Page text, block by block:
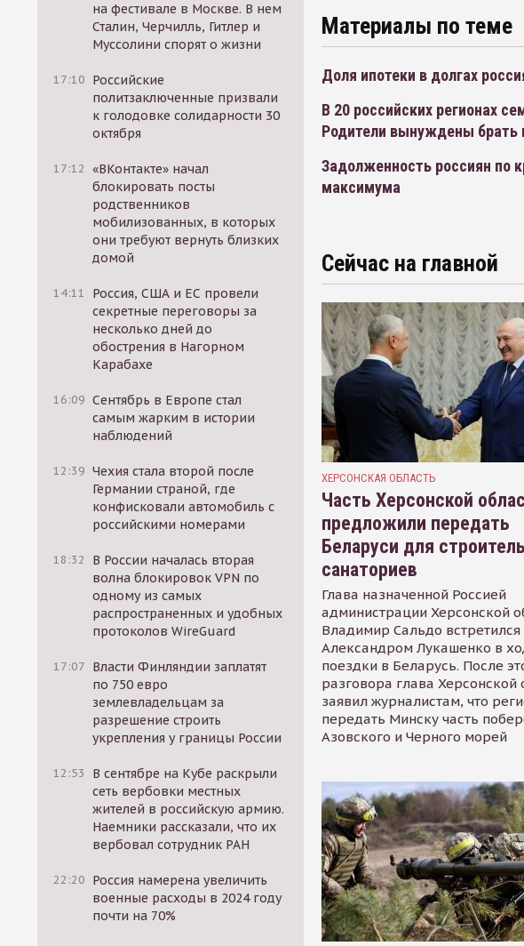
на фестивале в Москве. В нем
Сталин, Черчилль, Гитлер и
Муссолини спорят о жизни
17:10 Российские
политзаключенные призвали
к голодовке солидарности 30
октября
17:12 «ВКонтакте» начал
блокировать посты
родственников
мобилизованных, в которых
они требуют вернуть близких
домой
14:11
Россия, США и ЕС провели
секретные переговоры за
несколько дней до
обострения в Нагорном
Карабахе
16:09 Сентябрь в Европе стал
самым жарким в истории
наблюдений
12:39 Чехия стала второй после
Германии страной, где
конфисковали автомобиль с
российскими номерами
18:32
В России началась вторая
волна блокировок VPN по
одному из самых
распространенных и удобных
протоколов WireGuard
17:07 Власти Финляндии заплатят
по 750 евро
землевладельцам за
разрешение строить
укрепления у границы России
12:53
В сентябре на Кубе раскрыли
сеть вербовки местных
жителей в российскую армию.
Наемники рассказали, что их
вербовал сотрудник РАН
22:20 Россия намерена увеличить
военные расходы в 2024 году
почти на 70%
Материалы по теме
Доля ипотеки в долгах
В 20 российских регионах
Родители вынуждены брать
Задолженность россиян по
максимума
Сейчас на главной
ХЕРСОНСКАЯ ОБЛАСТЬ
Часть Херсонской
предложили передать
Беларуси для
санаториев
Глава назначенной Россией
администрации Херсонской
Владимир Сальдо встретился
Александром Лукашенко в
поездки в Беларусь. После
разговора глава Херсонской
заявил журналистам, что
передать Минску часть
Азовского и Черного морей